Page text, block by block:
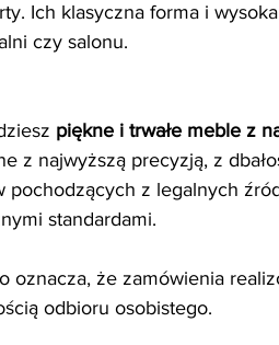
Ich klasyczna forma i
czy salonu.
piękne i trwałe meble z
z najwyższą precyzją, z
pochodzących z legalnych
standardami.
oznacza, że zamówienia
odbioru osobistego.